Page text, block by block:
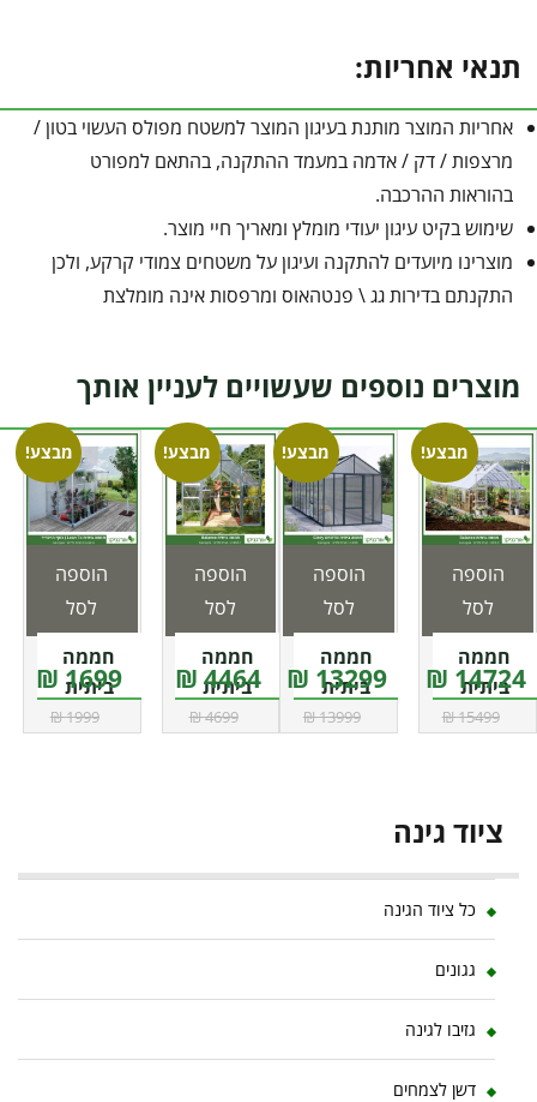
תנאי אחריות:
אחריות המוצר מותנת בעיגון המוצר למשטח מפולס העשוי בטון /
מרצפות / דק / אדמה במעמד ההתקנה, בהתאם למפורט
בהוראות ההרכבה.
שימוש בקיט עיגון יעודי מומלץ ומאריך חיי מוצר.
מוצרינו מיועדים להתקנה ועיגון על משטחים צמודי קרקע, ולכן
התקנתם בדירות גג \ פנטהאוס ומרפסות אינה מומלצת
מוצרים נוספים שעשויים לעניין אותך
מבצע!
חממה
ביתית
3X9.6
14724 ₪
15499 ₪
הוספה
לסל
מבצע!
חממה
ביתית
פרימיום
13299 ₪
13999 ₪
הוספה
לסל
מבצע!
חממה
ביתית
2.4X3.7
4464 ₪
4699 ₪
הוספה
לסל
מבצע!
חממה
ביתית
1.2X2.4
מבית פלרם
1699 ₪
1999 ₪
הוספה
לסל
ציוד גינה
כל ציוד הגינה
גגונים
גזיבו לגינה
דשן לצמחים